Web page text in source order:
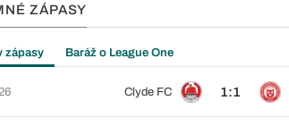
ZÁPASY
zápasy Baráž o League One
Clyde FC 1:1